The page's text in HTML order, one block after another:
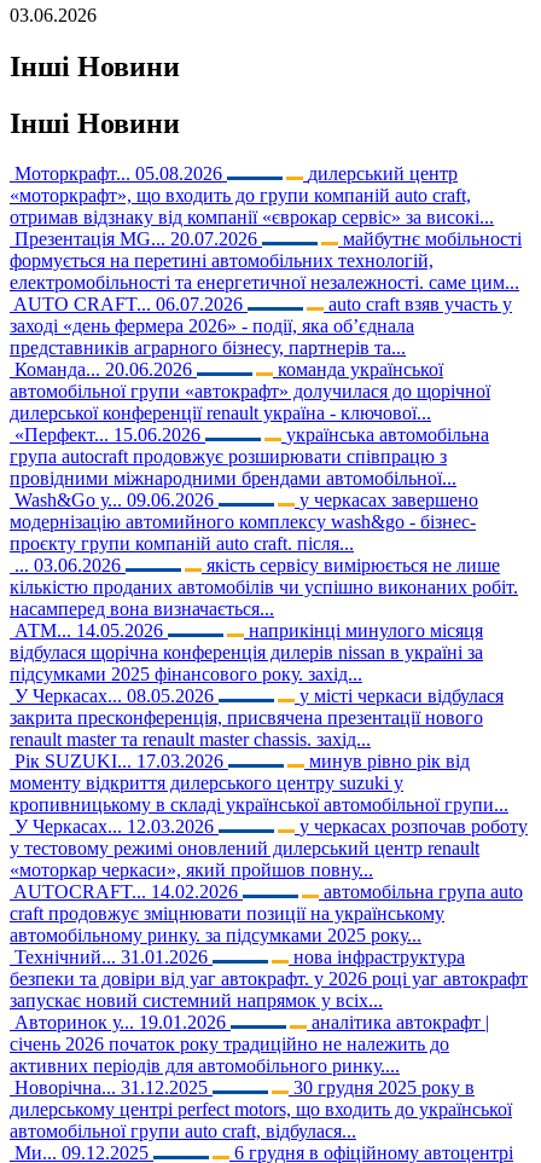
03.06.2026
Інші Новини
Інші Новини
Моторкрафт... 05.08.2026
дилерський центр
«моторкрафт», що входить до групи компаній auto craft,
отримав відзнаку від компанії «єврокар сервіс» за високі...
Презентація MG... 20.07.2026
майбутнє мобільності
формується на перетині автомобільних технологій,
електромобільності та енергетичної незалежності. саме цим...
AUTO CRAFT... 06.07.2026
auto craft взяв участь у
заході «день фермера 2026» - події, яка об’єднала
представників аграрного бізнесу, партнерів та...
Команда... 20.06.2026
команда української
автомобільної групи «автокрафт» долучилася до щорічної
дилерської конференції renault україна - ключової...
«Перфект... 15.06.2026
українська автомобільна
група autocraft продовжує розширювати співпрацю з
провідними міжнародними брендами автомобільної...
Wash&Go у... 09.06.2026
у черкасах завершено
модернізацію автомийного комплексу wash&go - бізнес-
проєкту групи компаній auto craft. після...
... 03.06.2026
якість сервісу вимірюється не лише
кількістю проданих автомобілів чи успішно виконаних робіт.
насамперед вона визначається...
АТМ... 14.05.2026
наприкінці минулого місяця
відбулася щорічна конференція дилерів nissan в україні за
підсумками 2025 фінансового року. захід...
У Черкасах... 08.05.2026
у місті черкаси відбулася
закрита пресконференція, присвячена презентації нового
renault master та renault master chassis. захід...
Рік SUZUKI... 17.03.2026
минув рівно рік від
моменту відкриття дилерського центру suzuki у
кропивницькому в складі української автомобільної групи...
У Черкасах... 12.03.2026
у черкасах розпочав роботу
у тестовому режимі оновлений дилерський центр renault
«моторкар черкаси», який пройшов повну...
AUTOCRAFT... 14.02.2026
автомобільна група auto
craft продовжує зміцнювати позиції на українському
автомобільному ринку. за підсумками 2025 року...
Технічний... 31.01.2026
нова інфраструктура
безпеки та довіри від уаг автокрафт. у 2026 році уаг автокрафт
запускає новий системний напрямок у всіх...
Авторинок у... 19.01.2026
аналітика автокрафт |
січень 2026 початок року традиційно не належить до
активних періодів для автомобільного ринку....
Новорічна... 31.12.2025
30 грудня 2025 року в
дилерському центрі perfect motors, що входить до української
автомобільної групи auto craft, відбулася...
Ми... 09.12.2025
6 грудня в офіційному автоцентрі